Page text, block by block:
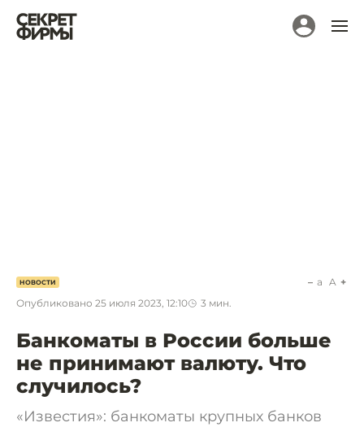
НОВОСТИ
Опубликовано 25 июля 2023, 12:10 3 мин.
a A
Банкоматы в России больше
не принимают валюту. Что
случилось?
«Известия»: банкоматы крупных банков